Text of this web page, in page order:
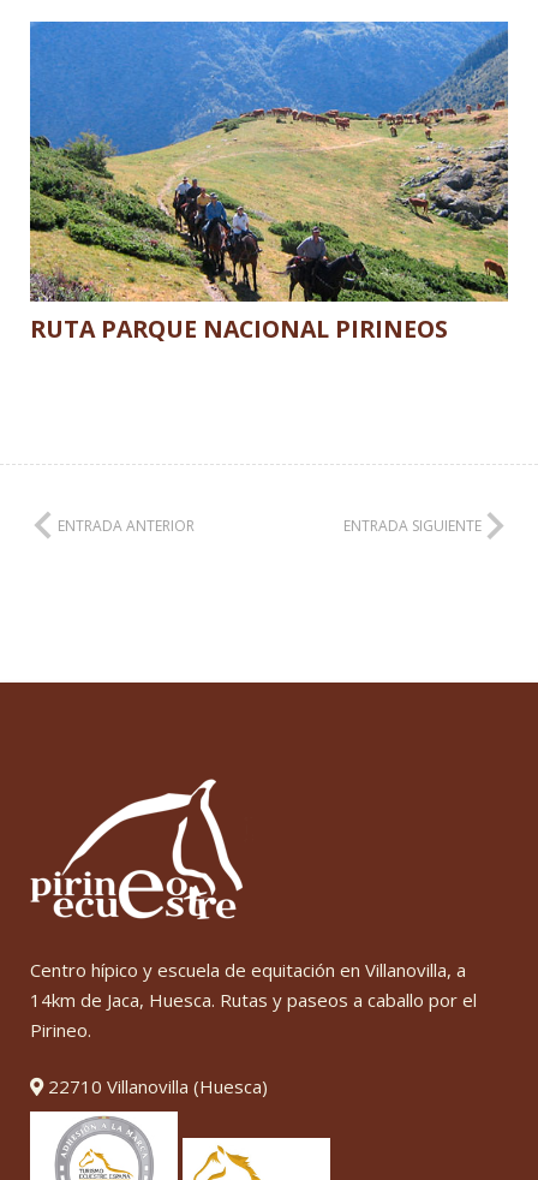
RUTA PARQUE NACIONAL PIRINEOS
ENTRADA ANTERIOR ENTRADA SIGUIENTE
Centro hípico y escuela de equitación en Villanovilla, a
14km de Jaca, Huesca. Rutas y paseos a caballo por el
Pirineo.
22710 Villanovilla (Huesca)